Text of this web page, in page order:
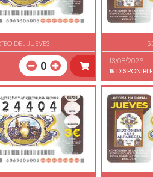
DEL JUEVES
0
13/08/2026
5